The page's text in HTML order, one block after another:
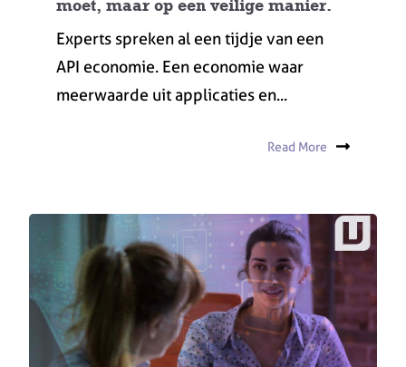
moet, maar op een veilige manier.
Experts spreken al een tijdje van een
API economie. Een economie waar
meerwaarde uit applicaties en...
Read More